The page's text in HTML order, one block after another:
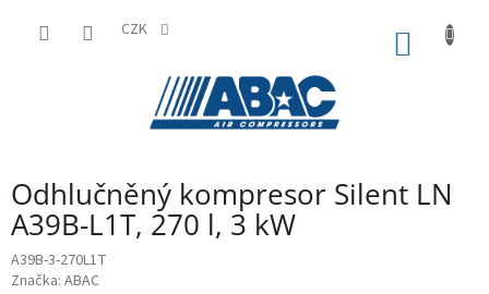
CZK
Odhlučněný kompresor Silent LN
A39B-L1T, 270 l, 3 kW
A39B-3-270L1T
Značka: ABAC